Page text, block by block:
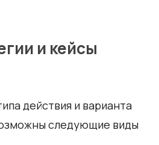
и кейсы
действия и варианта
следующие виды